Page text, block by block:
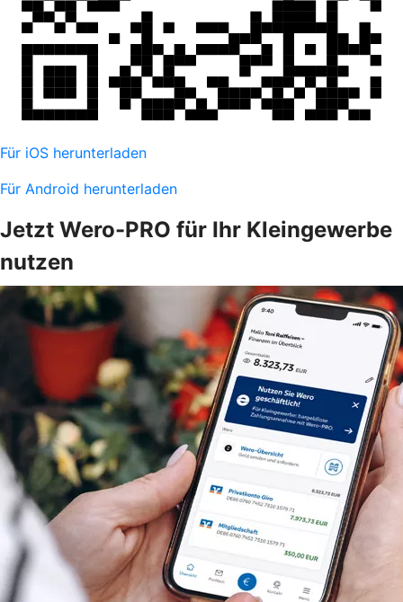
Für iOS herunterladen
Für Android herunterladen
Jetzt Wero-PRO für Ihr Kleingewerbe
nutzen